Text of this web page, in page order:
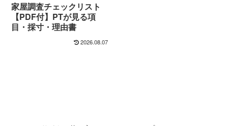
家屋調査チェックリスト
【PDF付】PTが見る項
目・採寸・理由書
2026.08.07